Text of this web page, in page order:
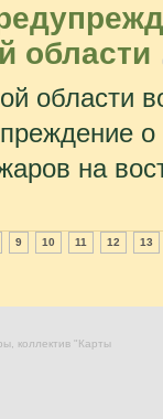
области
области
на
9 10 11 12 13
коллектив "Карты